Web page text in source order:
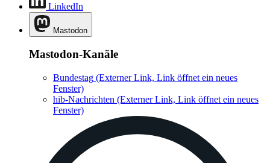
LinkedIn
Mastodon
Mastodon-Kanäle
Bundestag (Externer Link, Link öffnet ein neues
Fenster)
hib-Nachrichten (Externer Link, Link öffnet ein neues
Fenster)